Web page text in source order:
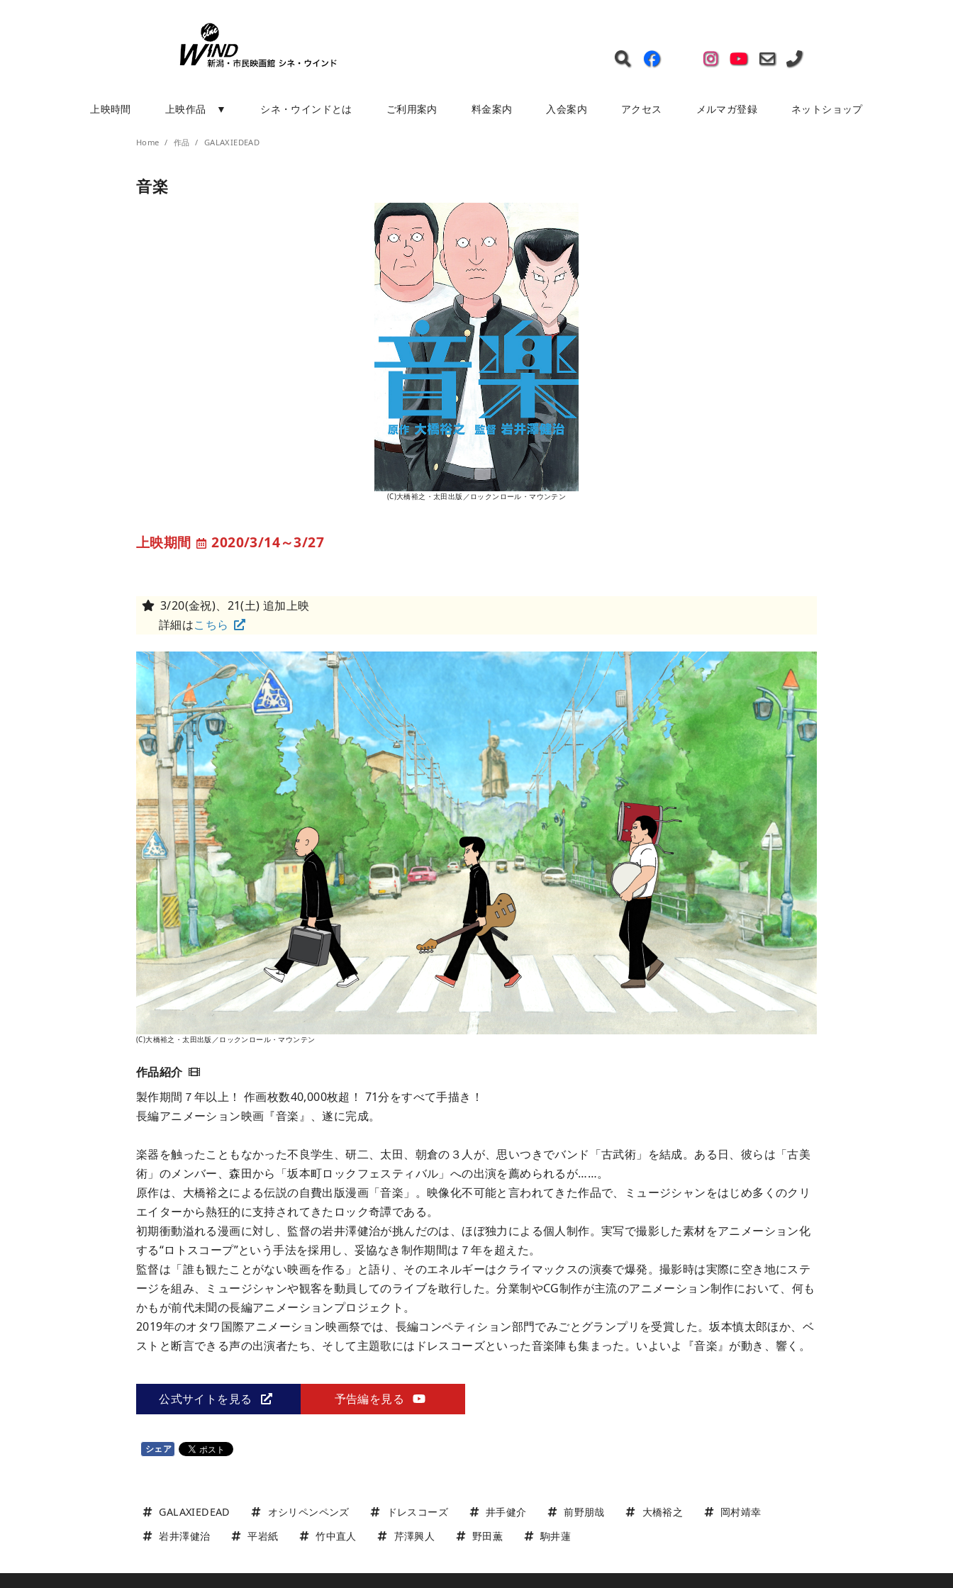
上映時間 上映作品 ▼ シネ・ウインドとは ご利用案内 料金案内 入会案内 アクセス メルマガ登録 ネットショップ
Home 作品 GALAXIEDEAD
音楽
(C)大橋裕之・太田出版／ロックンロール・マウンテン
2020/3/14～3/27
3/20(金祝)、21(土) 追加上映
詳細はこちら
(C)大橋裕之・太田出版／ロックンロール・マウンテン
製作期間７年以上！ 作画枚数40,000枚超！ 71分をすべて手描き！
長編アニメーション映画『音楽』、遂に完成。
楽器を触ったこともなかった不良学生、研二、太田、朝倉の３人が、思いつきでバンド「古武術」を結成。ある日、彼らは「古美
術」のメンバー、森田から「坂本町ロックフェスティバル」への出演を薦められるが……。
原作は、大橋裕之による伝説の自費出版漫画「音楽」。映像化不可能と言われてきた作品で、ミュージシャンをはじめ多くのクリ
エイターから熱狂的に支持されてきたロック奇譚である。
初期衝動溢れる漫画に対し、監督の岩井澤健治が挑んだのは、ほぼ独力による個人制作。実写で撮影した素材をアニメーション化
する“ロトスコープ”という手法を採用し、妥協なき制作期間は７年を超えた。
監督は「誰も観たことがない映画を作る」と語り、そのエネルギーはクライマックスの演奏で爆発。撮影時は実際に空き地にステ
ージを組み、ミュージシャンや観客を動員してのライブを敢行した。分業制やCG制作が主流のアニメーション制作において、何も
かもが前代未聞の長編アニメーションプロジェクト。
2019年のオタワ国際アニメーション映画祭では、長編コンペティション部門でみごとグランプリを受賞した。坂本慎太郎ほか、ベ
ストと断言できる声の出演者たち、そして主題歌にはドレスコーズといった音楽陣も集まった。いよいよ『音楽』が動き、響く。
公式サイトを見る 予告編を見る
シェア
GALAXIEDEAD オシリペンペンズ ドレスコーズ 井手健介 前野朋哉 大橋裕之
岡村靖幸
岩井澤健治
平岩紙 竹中直人 芹澤興人 野田薫 駒井蓮